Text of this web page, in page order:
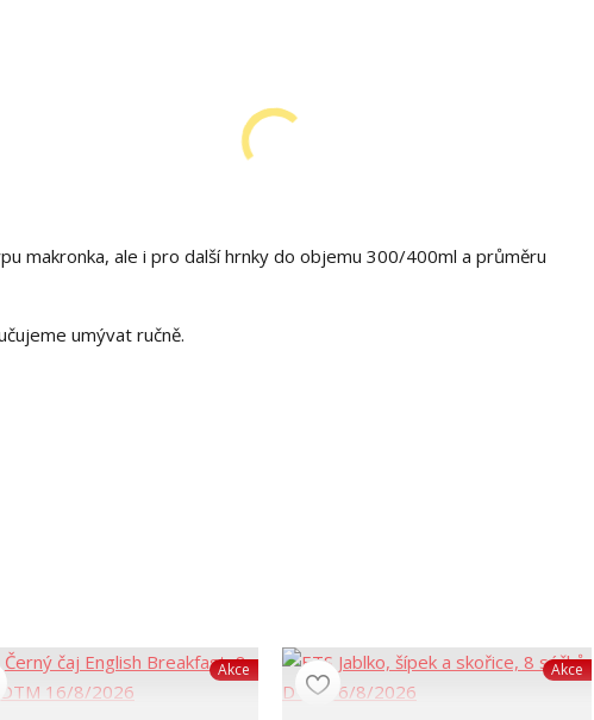
makronka, ale i pro další hrnky do objemu 300/400ml a průměru
umývat ručně.
Akce Akce